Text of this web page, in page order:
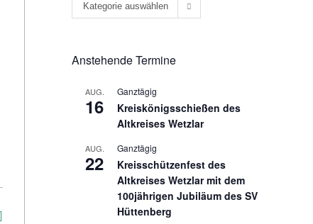
Kategorie auswählen
Anstehende Termine
AUG.
16
Ganztägig
Kreiskönigsschießen des
Altkreises Wetzlar
AUG.
22
Ganztägig
Kreisschützenfest des
Altkreises Wetzlar mit dem
100jährigen Jubiläum des SV
Hüttenberg